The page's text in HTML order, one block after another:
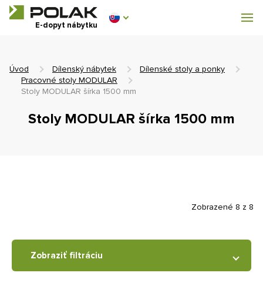
E-dopyt nábytku
Dílenský nábytek
0 €
Úvod Dílenský nábytek
Dílenské stoly a ponky
Pracovné stoly MODULAR
Stoly MODULAR šírka 1500 mm
Stoly MODULAR šírka 1500 mm
Zobrazené 8 z 8
Zobraziť filtráciu